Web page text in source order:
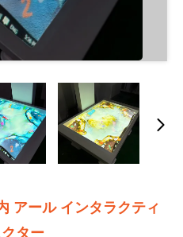
アール インタラクティ
ター